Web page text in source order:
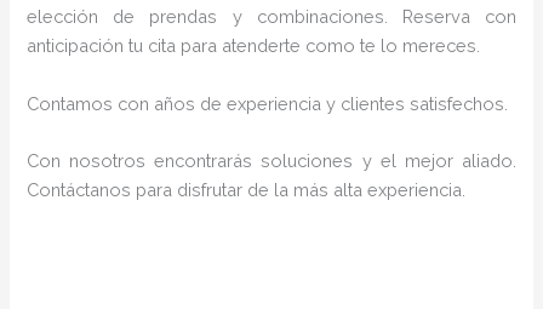
elección de prendas y combinaciones. Reserva con
anticipación tu cita para atenderte como te lo mereces.
Contamos con años de experiencia y clientes satisfechos.
Con nosotros encontrarás soluciones y el mejor aliado.
Contáctanos para disfrutar de la más alta experiencia.